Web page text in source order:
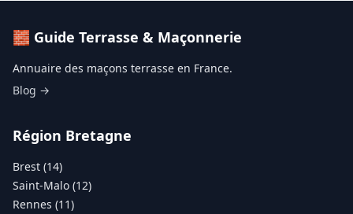
🧱 Guide Terrasse & Maçonnerie
Annuaire des maçons terrasse en France.
Blog →
Région Bretagne
Brest (14)
Saint-Malo (12)
Rennes (11)